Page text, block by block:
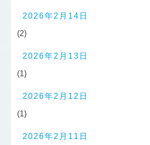
2026年2月14日
(2)
2026年2月13日
(1)
2026年2月12日
(1)
2026年2月11日